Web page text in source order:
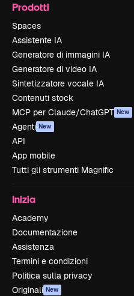
Prodotti
Spaces
Assistente IA
Generatore di immagini IA
Generatore di video IA
Sintetizzatore vocale IA
Contenuti stock
MCP per Claude/ChatGPT New
Agenti New
API
App mobile
Tutti gli strumenti Magnific
Inizia
Academy
Documentazione
Assistenza
Termini e condizioni
Politica sulla privacy
Originali New